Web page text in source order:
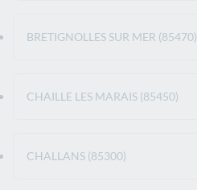
BRETIGNOLLES SUR MER (85470)
CHAILLE LES MARAIS (85450)
CHALLANS (85300)